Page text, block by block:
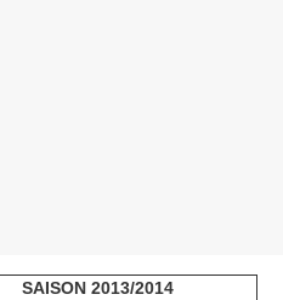
SAISON 2013/2014